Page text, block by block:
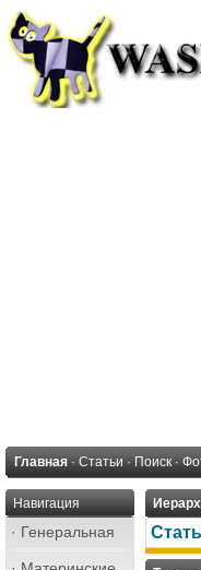
Главная · Статьи · Поиск ·
Навигация
· Генеральная